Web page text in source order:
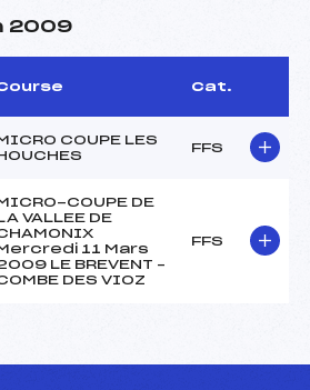
2009
Cat.
COUPE LES
FFS
COUPE DE
VALLEE DE
11 Mars
LE BREVENT –
DES VIOZ
FFS